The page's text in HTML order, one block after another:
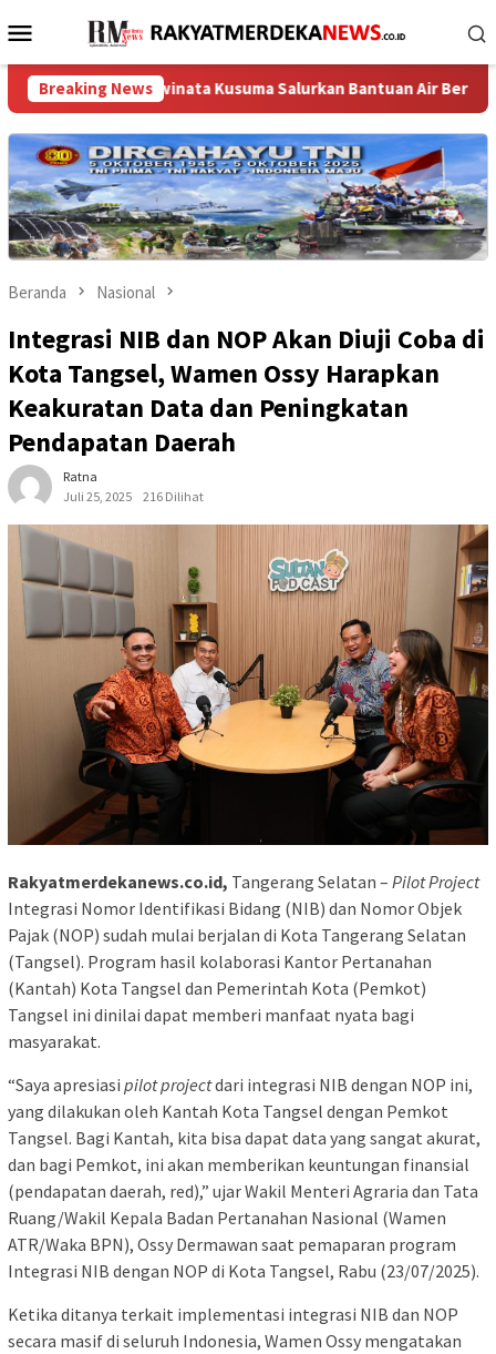
ke
Menu
Mobile
Breaking News
Adiwinata Kusuma Salurkan Bantuan Air Bersih untuk Warga
Beranda Nasional
Integrasi NIB dan NOP Akan Diuji Coba di
Kota Tangsel, Wamen Ossy Harapkan
Keakuratan Data dan Peningkatan
Pendapatan Daerah
Ratna
Juli 25, 2025
216 Dilihat
Rakyatmerdekanews.co.id, Tangerang Selatan – Pilot Project
Integrasi Nomor Identifikasi Bidang (NIB) dan Nomor Objek
Pajak (NOP) sudah mulai berjalan di Kota Tangerang Selatan
(Tangsel). Program hasil kolaborasi Kantor Pertanahan
(Kantah) Kota Tangsel dan Pemerintah Kota (Pemkot)
Tangsel ini dinilai dapat memberi manfaat nyata bagi
masyarakat.
“Saya apresiasi pilot projectdari integrasi NIB dengan NOP ini,
yang dilakukan oleh Kantah Kota Tangsel dengan Pemkot
Tangsel. Bagi Kantah, kita bisa dapat data yang sangat akurat,
dan bagi Pemkot, ini akan memberikan keuntungan finansial
(pendapatan daerah, red),” ujar Wakil Menteri Agraria dan Tata
Ruang/Wakil Kepala Badan Pertanahan Nasional (Wamen
ATR/Waka BPN), Ossy Dermawan saat pemaparan program
Integrasi NIB dengan NOP di Kota Tangsel, Rabu (23/07/2025).
Ketika ditanya terkait implementasi integrasi NIB dan NOP
secara masif di seluruh Indonesia, Wamen Ossy mengatakan